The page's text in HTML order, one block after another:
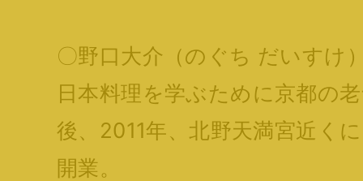
〇野口大介（のぐち だいすけ
日本料理を学ぶために京都の
後、2011年、北野天満宮近く
開業。